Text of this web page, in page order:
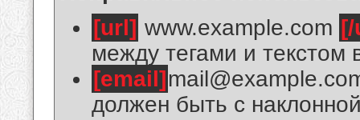
[url] www.example.com
между тегами и текстом
[email]
должен быть с